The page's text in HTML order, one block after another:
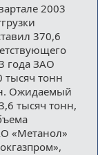
2003
370,6
года ЗАО
тысяч тонн
Ожидаемый
тысяч тонн,
«Метанол»